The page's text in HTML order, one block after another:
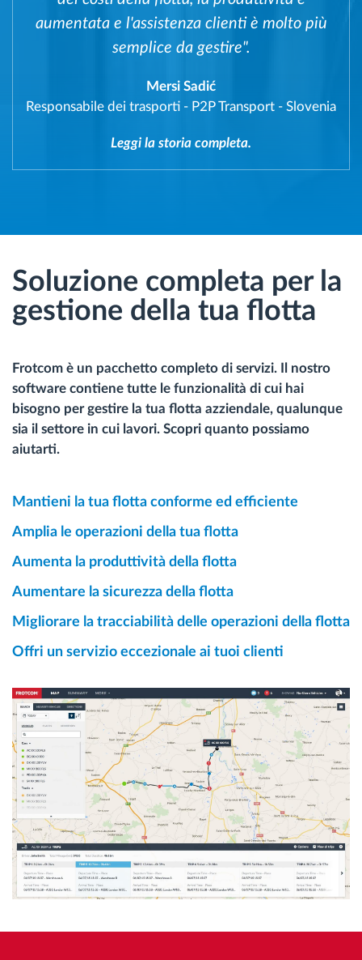
aumentata e l'assistenza clienti è molto più
semplice da gestire".
Mersi Sadić
Responsabile dei trasporti - P2P Transport - Slovenia
Leggi la storia completa.
Soluzione completa per la
gestione della tua flotta
Frotcom è un pacchetto completo di servizi. Il nostro
software contiene tutte le funzionalità di cui hai
bisogno per gestire la tua flotta azziendale, qualunque
sia il settore in cui lavori. Scopri quanto possiamo
aiutarti.
Mantieni la tua flotta conforme ed efficiente
Amplia le operazioni della tua flotta
Aumenta la produttività della flotta
Aumentare la sicurezza della flotta
Migliorare la tracciabilità delle operazioni della flotta
Offri un servizio eccezionale ai tuoi clienti